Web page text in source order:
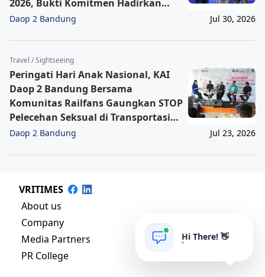
2026, Bukti Komitmen Hadirkan
Informasi Cepat, Akurat, dan
Daop 2 Bandung Jul 30, 2026
Travel / Sightseeing
Peringati Hari Anak Nasional, KAI
Daop 2 Bandung Bersama
Komunitas Railfans Gaungkan STOP
Pelecehan Seksual di Transportasi
Publik Kereta Api
Daop 2 Bandung Jul 23, 2026
VRITIMES
About us
Company
Media Partners
PR College
Hi There! 👋